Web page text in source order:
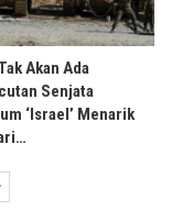
Akan Ada
Senjata
‘Israel’ Menarik